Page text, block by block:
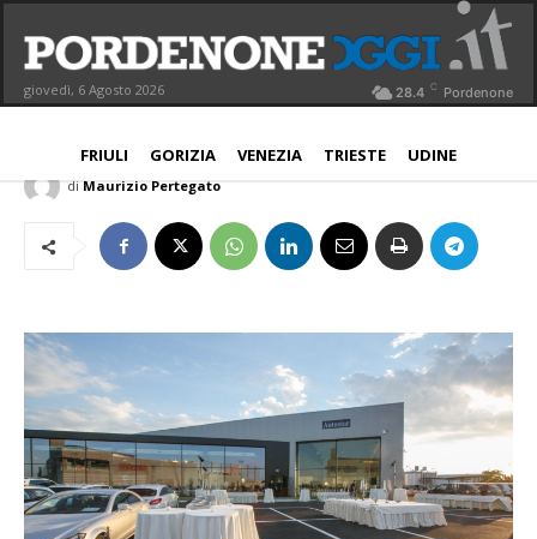
giovedì, 6 Agosto 2026 28.4 C Pordenone
FRIULI GORIZIA VENEZIA TRIESTE UDINE
Autostar inaugura a Pordenone: 1.7
milioni investiti per la sede
PORDENONE
di Maurizio Pertegato